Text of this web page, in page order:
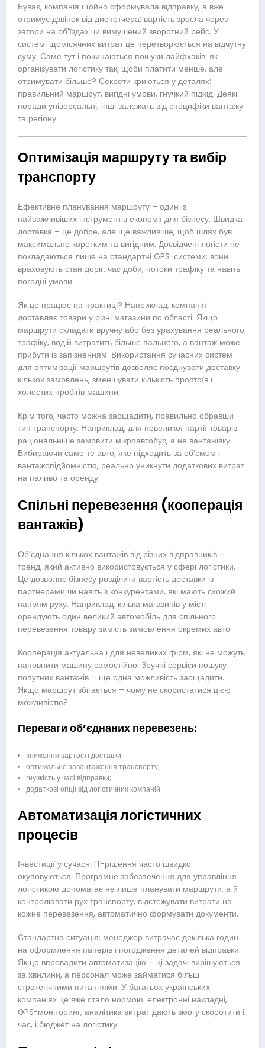
Буває, компанія щойно сформувала відправку, а вже
отримує дзвінок від диспетчера: вартість зросла через
затори на об’їздах чи вимушений зворотний рейс. У
системі щомісячних витрат це перетворюється на відчутну
суму. Саме тут і починаються пошуки лайфхаків: як
організувати логістику так, щоби платити менше, але
отримувати більше? Секрети криються у деталях:
правильний маршрут, вигідні умови, гнучкий підхід. Деякі
поради універсальні, інші залежать від специфіки вантажу
та регіону.
Оптимізація маршруту та вибір
транспорту
Ефективне планування маршруту – один із
найважливіших інструментів економії для бізнесу. Швидка
доставка – це добре, але ще важливіше, щоб шлях був
максимально коротким та вигідним. Досвідчені логісти не
покладаються лише на стандартні GPS-системи: вони
враховують стан доріг, час доби, потоки трафіку та навіть
погодні умови.
Як це працює на практиці? Наприклад, компанія
доставляє товари у різні магазини по області. Якщо
маршрути складати вручну або без урахування реального
трафіку, водій витратить більше пального, а вантаж може
прибути із запізненням. Використання сучасних систем
для оптимізації маршрутів дозволяє поєднувати доставку
кількох замовлень, зменшувати кількість простоїв і
холостих пробігів машини.
Крім того, часто можна заощадити, правильно обравши
тип транспорту. Наприклад, для невеликої партії товарів
раціональніше замовити мікроавтобус, а не вантажівку.
Вибираючи саме те авто, яке підходить за об’ємом і
вантажопідйомністю, реально уникнути додаткових витрат
на паливо та оренду.
Спільні перевезення (кооперація
вантажів)
Об’єднання кількох вантажів від різних відправників –
тренд, який активно використовується у сфері логістики.
Це дозволяє бізнесу розділити вартість доставки із
партнерами чи навіть з конкурентами, які мають схожий
напрям руху. Наприклад, кілька магазинів у місті
орендують один великий автомобіль для спільного
перевезення товару замість замовлення окремих авто.
Кооперація актуальна і для невеликих фірм, які не можуть
наповнити машину самостійно. Зручні сервіси пошуку
попутних вантажів – ще одна можливість заощадити.
Якщо маршрут збігається – чому не скористатися цією
можливістю?
Переваги об’єднаних перевезень:
зниження вартості доставки;
оптимальне завантаження транспорту;
гнучкість у часі відправки;
додаткові опції від логістичних компаній.
Автоматизація логістичних
процесів
Інвестиції у сучасні IT-рішення часто швидко
окуповуються. Програмне забезпечення для управління
логістикою допомагає не лише планувати маршрути, а й
контролювати рух транспорту, відстежувати витрати на
кожне перевезення, автоматично формувати документи.
Стандартна ситуація: менеджер витрачає декілька годин
на оформлення паперів і погодження деталей відправки.
Якщо впровадити автоматизацію – ці задачі вирішуються
за хвилини, а персонал може займатися більш
стратегічними питаннями. У багатьох українських
компаніях це вже стало нормою: електронні накладні,
GPS-моніторинг, аналітика витрат дають змогу скоротити і
час, і бюджет на логістику.